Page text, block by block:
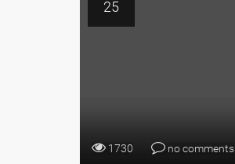
25
1730 no comments